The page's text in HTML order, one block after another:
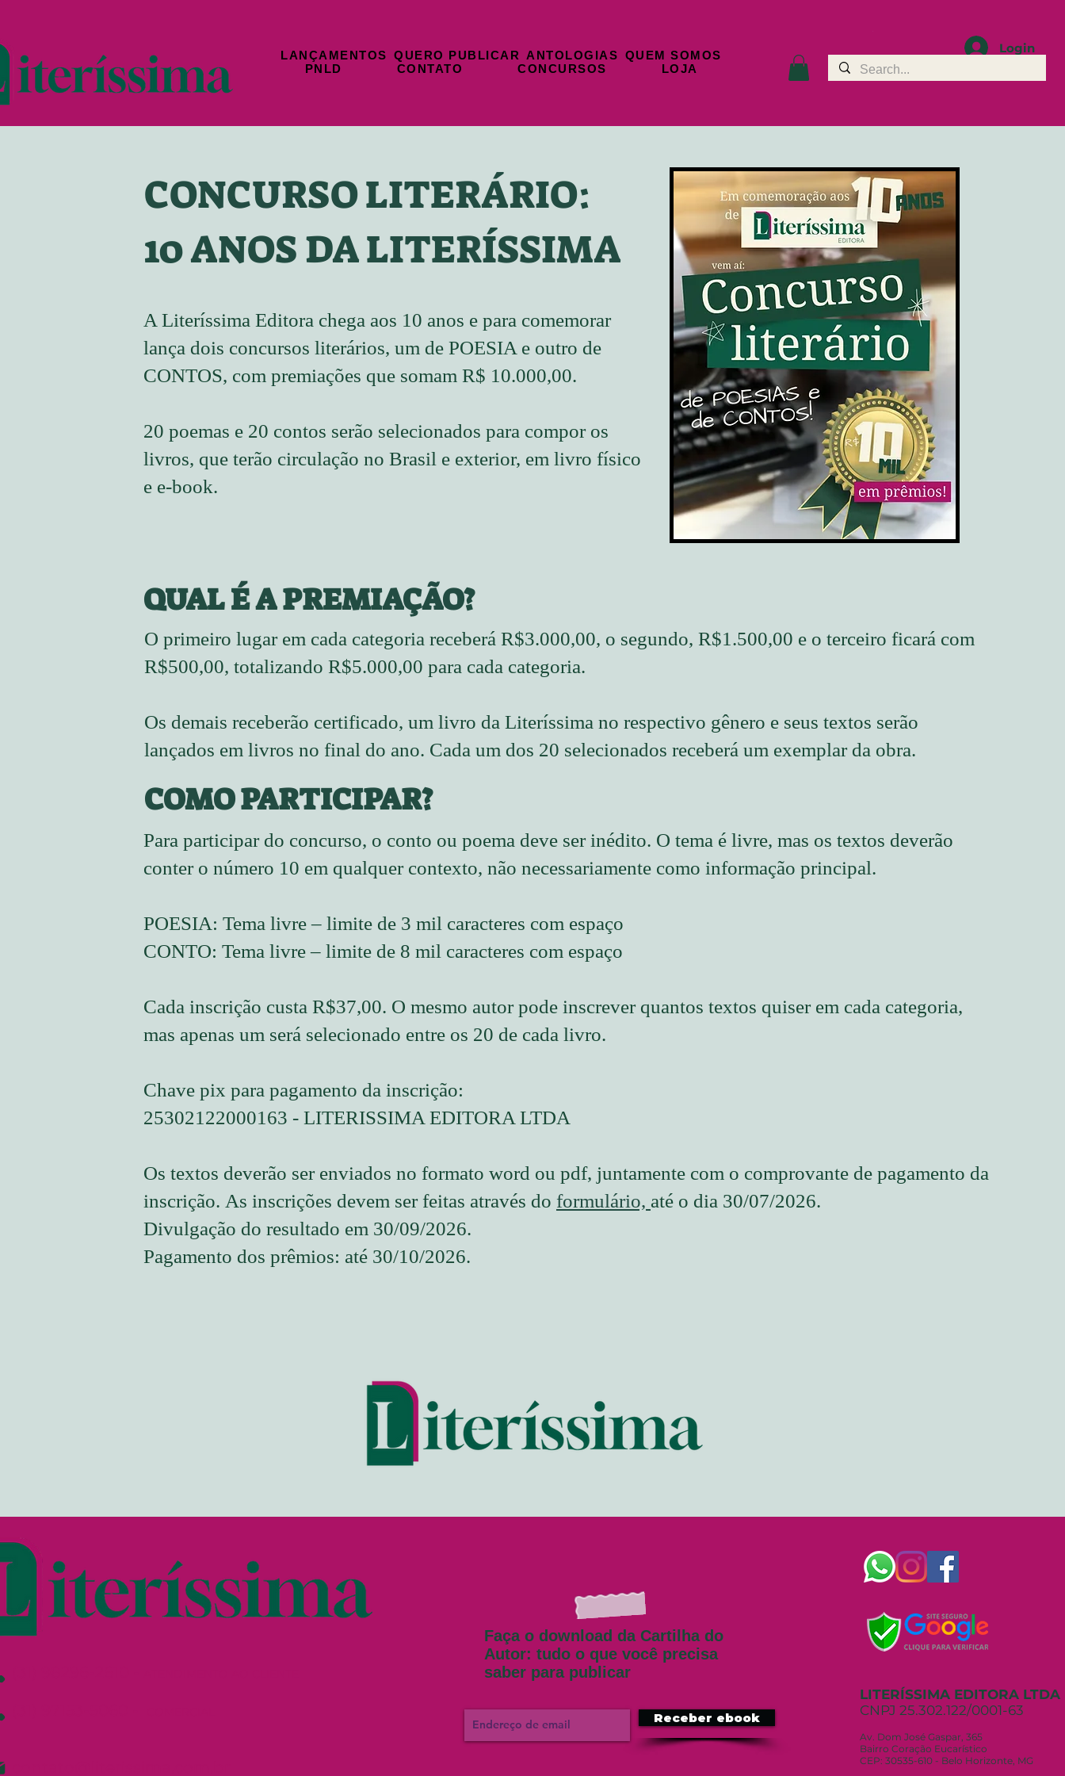
LANÇAMENTOS QUERO PUBLICAR ANTOLOGIAS QUEM SOMOS
PNLD
CONTATO CONCURSOS LOJA
Login
A Literíssima Editora chega aos 10 anos e para comemorar
lança dois concursos literários, um de POESIA e outro de
CONTOS, com premiações que somam R$ 10.000,00.
20 poemas e 20 contos serão selecionados para compor os
livros, que terão circulação no Brasil e exterior, em livro físico
e e-book.
CONCURSO LITERÁRIO:
10 ANOS DA LITERÍSSIMA
QUAL É A PREMIAÇÃO?
O primeiro lugar em cada categoria receberá R$3.000,00, o segundo, R$1.500,00 e o terceiro ficará com
R$500,00, totalizando R$5.000,00 para cada categoria.
Os demais receberão certificado, um livro da Literíssima no respectivo gênero e seus textos serão
lançados em livros no final do ano. Cada um dos 20 selecionados receberá um exemplar da obra.
COMO PARTICIPAR?
Para participar do concurso, o conto ou poema deve ser inédito. O tema é livre, mas os textos deverão
conter o número 10 em qualquer contexto, não necessariamente como informação principal.
POESIA: Tema livre – limite de 3 mil caracteres com espaço
CONTO: Tema livre – limite de 8 mil caracteres com espaço
Cada inscrição custa R$37,00. O mesmo autor pode inscrever quantos textos quiser em cada categoria,
mas apenas um será selecionado entre os 20 de cada livro.
Chave pix para pagamento da inscrição:
25302122000163 - LITERISSIMA EDITORA LTDA
Os textos deverão ser enviados no formato word ou pdf, juntamente com o comprovante de pagamento da
inscrição. ​As inscrições devem ser feitas através do formulário, até o dia 30/07/2026.
Divulgação do resultado em 30/09/2026.
Pagamento dos prêmios: até 30/10/2026.
Faça o download da Cartilha do
Autor: tudo o que você precisa
saber para publicar
Receber ebook
LITERÍSSIMA EDITORA LTDA
CNPJ 25.302.122/0001-63
Av. Dom José Gaspar, 365
Bairro Coração Eucarístico
CEP: 30535-610 - Belo Horizonte, MG ​